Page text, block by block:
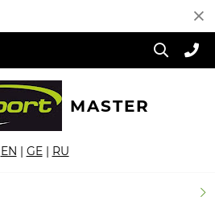
MASTER
EN | GE| RU